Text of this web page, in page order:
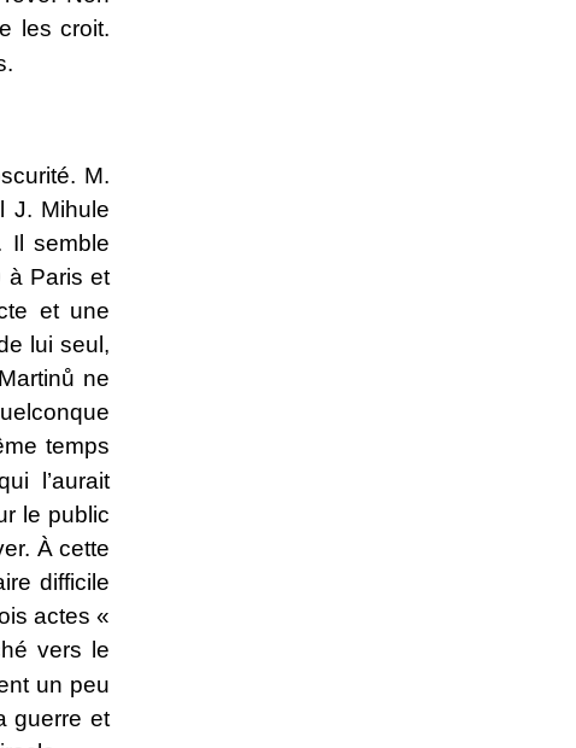
les croit.
M.
J. Mihule
Il semble
à Paris et
et une
lui seul,
ne
temps
l’aurait
le public
À cette
difficile
actes «
vers le
un peu
guerre et